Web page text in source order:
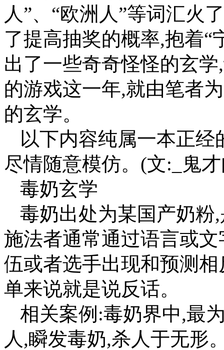
人”、“欧洲人”等词汇火
了提高抽奖的概率,抱着“
出了一些奇奇怪怪的玄
的游戏这一年,就由笔者
的玄学。
以下内容纯属一本正
尽情随意模仿。(文:_鬼
毒奶玄学
毒奶出处为某国产奶粉
施法者通常通过语言或
伍或者选手出现和预测
单来说就是说反话。
相关案例:毒奶界中,最
人,瞬发毒奶,杀人于无形